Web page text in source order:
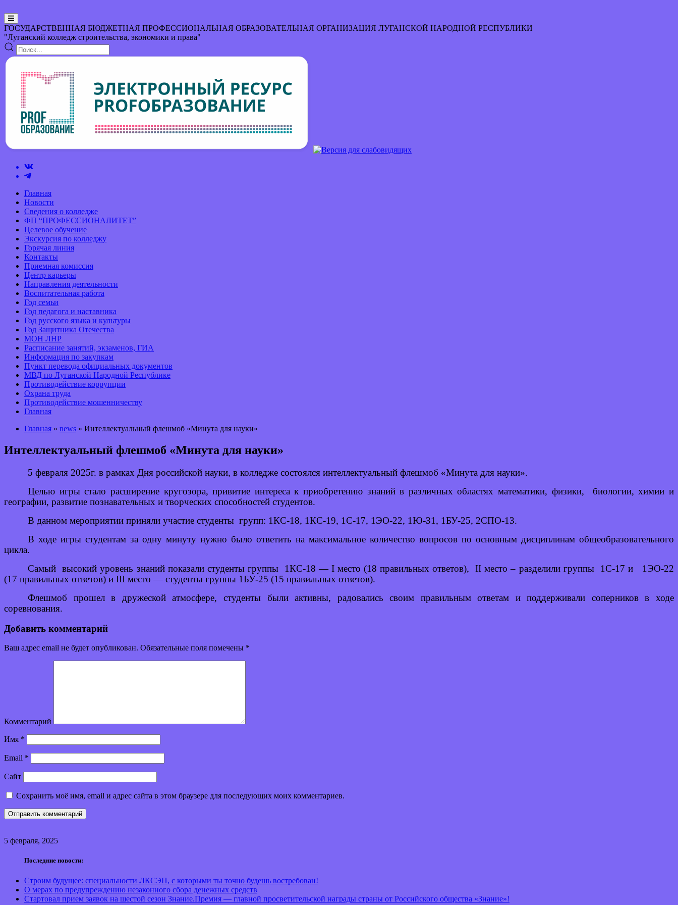
ГОСУДАРСТВЕННАЯ БЮДЖЕТНАЯ ПРОФЕССИОНАЛЬНАЯ ОБРАЗОВАТЕЛЬНАЯ ОРГАНИЗАЦИЯ ЛУГАНСКОЙ НАРОДНОЙ РЕСПУБЛИКИ
"Луганский колледж строительства, экономики и права"
Главная
Новости
Сведения о колледже
ФП “ПРОФЕССИОНАЛИТЕТ”
Целевое обучение
Экскурсия по колледжу
Горячая линия
Контакты
Приемная комиссия
Центр карьеры
Направления деятельности
Воспитательная работа
Год семьи
Год педагога и наставника
Год русского языка и культуры
Год Защитника Отечества
МОН ЛНР
Расписание занятий, экзаменов, ГИА
Информация по закупкам
Пункт перевода официальных документов
МВД по Луганской Народной Республике
Противодействие коррупции
Охрана труда
Противодействие мошенничеству
Главная
Главная » news » Интеллектуальный флешмоб «Минута для науки»
Интеллектуальный флешмоб «Минута для науки»
5 февраля 2025г. в рамках Дня российской науки, в колледже состоялся интеллектуальный флешмоб «Минута для науки».
Целью игры стало расширение кругозора, привитие интереса к приобретению знаний в различных областях математики, физики, биологии, химии и
географии, развитие познавательных и творческих способностей студентов.
В данном мероприятии приняли участие студенты групп: 1КС-18, 1КС-19, 1С-17, 1ЭО-22, 1Ю-31, 1БУ-25, 2СПО-13.
В ходе игры студентам за одну минуту нужно было ответить на максимальное количество вопросов по основным дисциплинам общеобразовательного
цикла.
Самый высокий уровень знаний показали студенты группы 1КС-18 — I место (18 правильных ответов), II место – разделили группы 1С-17 и 1ЭО-22
(17 правильных ответов) и III место — студенты группы 1БУ-25 (15 правильных ответов).
Флешмоб прошел в дружеской атмосфере, студенты были активны, радовались своим правильным ответам и поддерживали соперников в ходе
соревнования.
Добавить комментарий
Ваш адрес email не будет опубликован. Обязательные поля помечены *
Комментарий
Имя *
Email *
Сайт
Сохранить моё имя, email и адрес сайта в этом браузере для последующих моих комментариев.
5 февраля, 2025
Последние новости:
Строим будущее: специальности ЛКСЭП, с которыми ты точно будешь востребован!
О мерах по предупреждению незаконного сбора денежных средств
Стартовал прием заявок на шестой сезон Знание.Премия — главной просветительской награды страны от Российского общества «Знание»!